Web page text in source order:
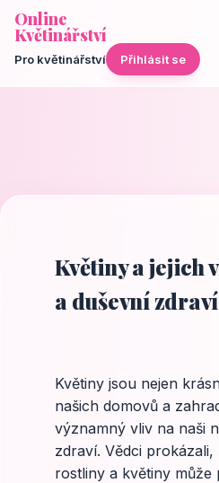
Online
Květinářství
Pro květinářství Přihlásit se
Květiny a jejich
a duševní zdraví
Květiny jsou nejen
našich domovů a
významný vliv na naši
zdraví. Vědci
rostliny a květiny může